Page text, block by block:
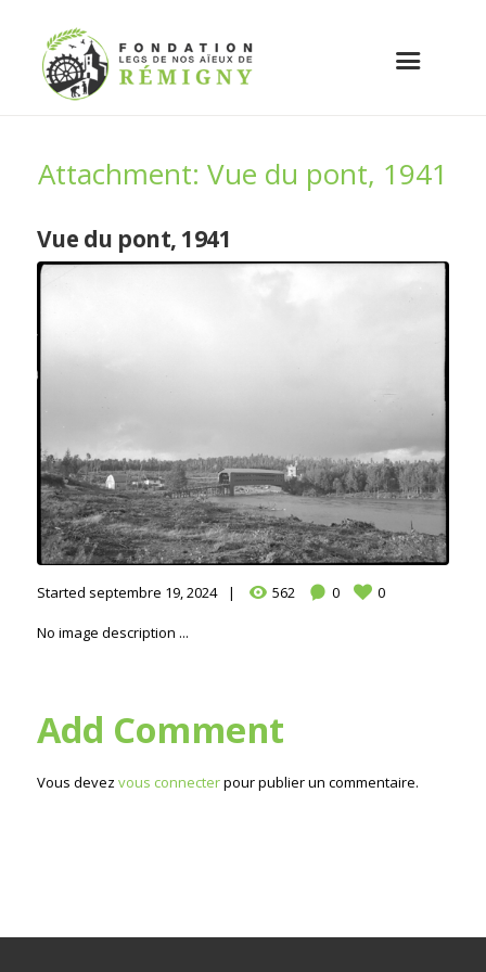
Attachment: Vue du pont, 1941
Vue du pont, 1941
Started septembre 19, 2024 562 0 0
No image description ...
Add Comment
Vous devez vous connecterpour publier un commentaire.